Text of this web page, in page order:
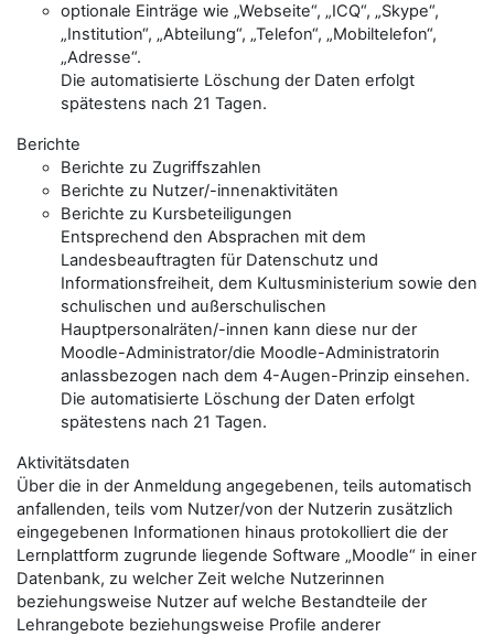
optionale Einträge wie „Webseite“, „ICQ“, „Skype“,
„Institution“, „Abteilung“, „Telefon“, „Mobiltelefon“,
„Adresse“.
Die automatisierte Löschung der Daten erfolgt
spätestens nach 21 Tagen.
Berichte
Berichte zu Zugriffszahlen
Berichte zu Nutzer/-innenaktivitäten
Berichte zu Kursbeteiligungen
Entsprechend den Absprachen mit dem
Landesbeauftragten für Datenschutz und
Informationsfreiheit, dem Kultusministerium sowie den
schulischen und außerschulischen
Hauptpersonalräten/-innen kann diese nur der
Moodle-Administrator/die Moodle-Administratorin
anlassbezogen nach dem 4-Augen-Prinzip einsehen.
Die automatisierte Löschung der Daten erfolgt
spätestens nach 21 Tagen.
Aktivitätsdaten
Über die in der Anmeldung angegebenen, teils automatisch
anfallenden, teils vom Nutzer/von der Nutzerin zusätzlich
eingegebenen Informationen hinaus protokolliert die der
Lernplattform zugrunde liegende Software „Moodle“ in einer
Datenbank, zu welcher Zeit welche Nutzerinnen
beziehungsweise Nutzer auf welche Bestandteile der
Lehrangebote beziehungsweise Profile anderer